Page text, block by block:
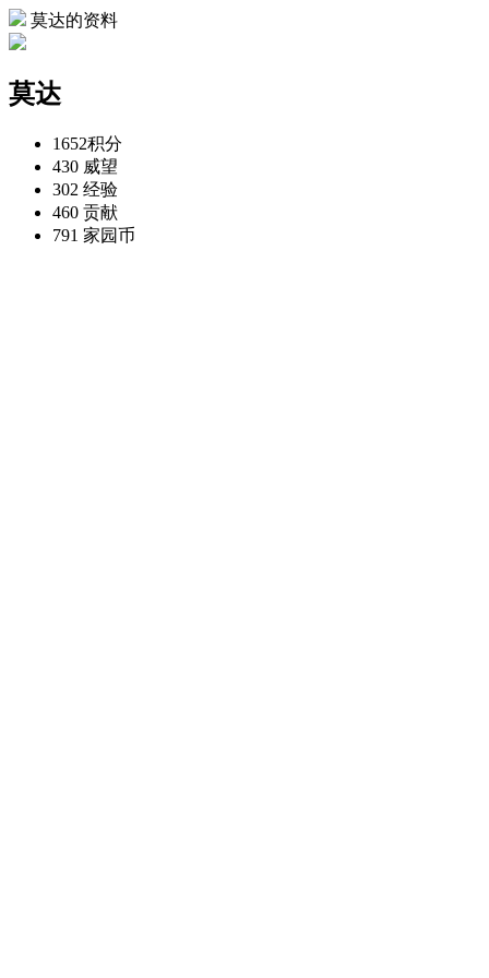
莫达的资料
莫达
1652积分
430 威望
302 经验
460 贡献
791 家园币